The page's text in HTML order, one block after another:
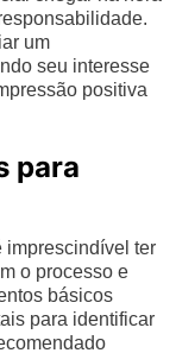
um
seu interesse
positiva
para
imprescindível ter
o processo e
básicos
para identificar